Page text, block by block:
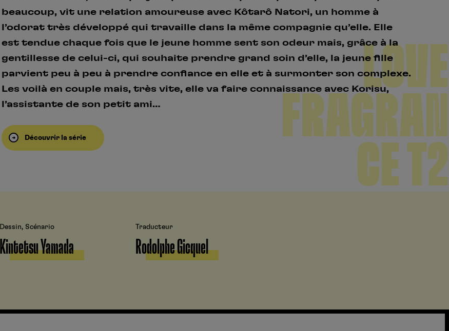
beaucoup, vit une relation amoureuse avec Kôtarô Natori, un homme à
l’odorat très développé qui travaille dans la même compagnie qu’elle. Elle
est tendue chaque fois que le jeune homme sent son odeur mais, grâce à la
gentillesse de celui-ci, qui souhaite prendre grand soin d’elle, la jeune fille
parvient peu à peu à prendre confiance en elle et à surmonter son complexe.
Les voilà en couple mais, très vite, elle va faire connaissance avec Korisu,
l’assistante de son petit ami…
Découvrir la série
LOVE
FRAGRAN
CE T2
Dessin, Scénario
Kintetsu Yamada
Traducteur
Rodolphe Gicquel